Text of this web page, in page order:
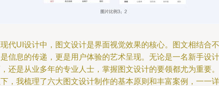
代UI设计中，图文设计是界面视觉效果的核心。图文相结合不
信息的传递，更是用户体验的艺术呈现。无论是一名新手设计
还是从业多年的专业人士，掌握图文设计的要领都尤为重要。
，我梳理了六大图文设计制作的基本原则和丰富案例，一一详